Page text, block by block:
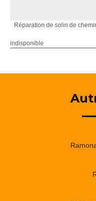
Réparation de solin de
indisponible